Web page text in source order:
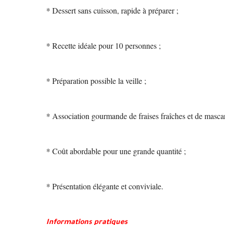
* Dessert sans cuisson, rapide à préparer ;
* Recette idéale pour 10 personnes ;
* Préparation possible la veille ;
* Association gourmande de fraises fraîches et de
* Coût abordable pour une grande quantité ;
* Présentation élégante et conviviale.
Informations pratiques